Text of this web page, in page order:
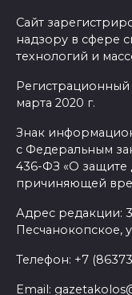
Сайт
надзору в сфере
технологий и
марта 2020 г.
Знак
с Федеральным
436-ФЗ «О защите
причиняющей
Адрес редакции:
Песчанокопское,
Телефон: +7
Email: